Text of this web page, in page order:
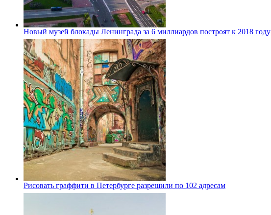
Новый музей блокады Ленинграда за 6 миллиардов построят к 2018 году
Рисовать граффити в Петербурге разрешили по 102 адресам